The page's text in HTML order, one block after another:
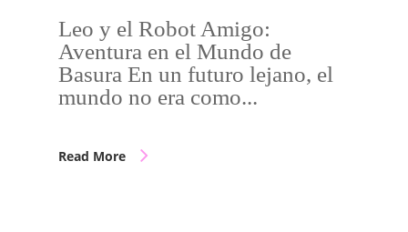
Leo y el Robot Amigo:
Aventura en el Mundo de
Basura En un futuro lejano, el
mundo no era como...
Read More